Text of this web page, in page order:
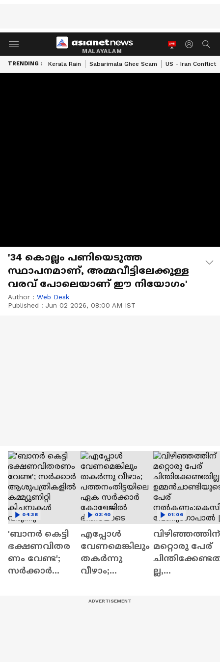
MALAYALAM
TRENDING : Kerala Rain Sabarimala Ghee Scam US - Iran Conflict
'34 കൊല്ലം പണിയെടുത്ത
സ്ഥാപനമാണ്, അമ്മവീട്ടിലേക്കുള്ള
വരവ് പോലെയാണ് ഈ നിയോഗം'
Author : Web Desk
Published : Jun 02 2026, 08:00 AM IST
'ബാനർ കെട്ടി
ഭക്ഷണവിതര
ണം വേണ്ട';
സർക്കാർ
04:38
എപ്പോൾ
വേണമെങ്കിലും
തകർന്നു
വീഴാം;
03:40
വിഴിഞ്ഞത്തിന്
മറ്റൊരു പേര്
ല്ല,
01:06